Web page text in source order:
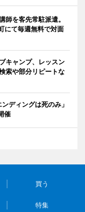
師を客先常駐派遣。
て毎週無料で対面
キャンプ、レッスン
索や部分リピートな
ディングは死のみ」
催
買う
特集